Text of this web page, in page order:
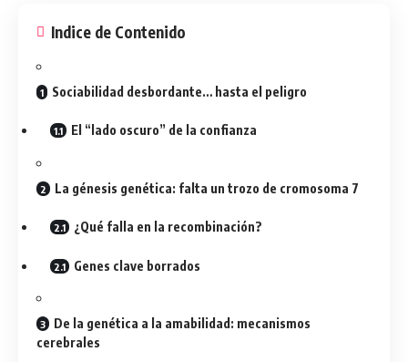
Indice de Contenido
Sociabilidad desbordante… hasta el peligro
El “lado oscuro” de la confianza
La génesis genética: falta un trozo de cromosoma 7
¿Qué falla en la recombinación?
Genes clave borrados
De la genética a la amabilidad: mecanismos
cerebrales